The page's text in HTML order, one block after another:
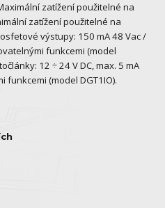
zatížení použitelné na
zatížení použitelné na
výstupy: 150 mA 48 Vac /
funkcemi (model
12 ÷ 24 V DC, max. 5 mA
funkcemi (model DGT1IO).